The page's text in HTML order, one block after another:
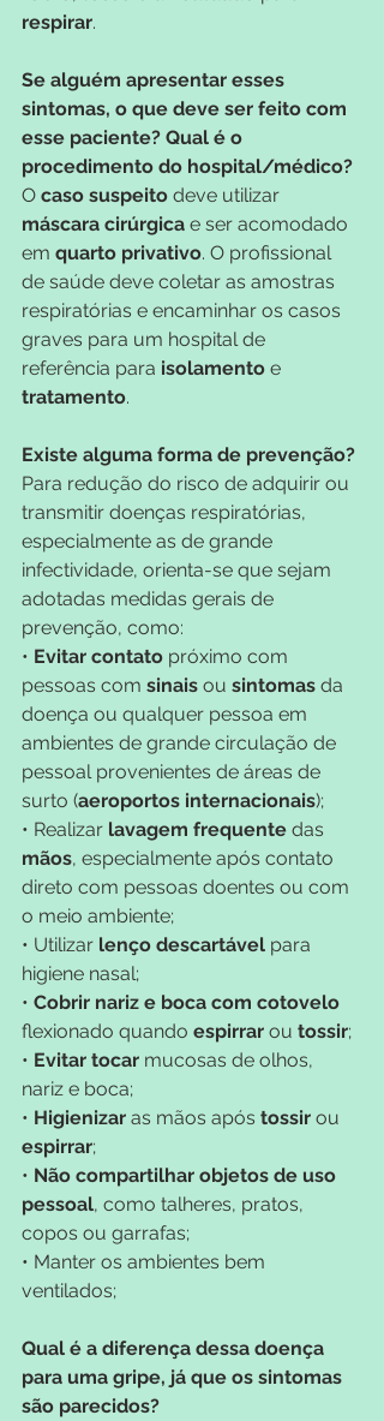
respirar.
Se alguém apresentar esses
sintomas, o que deve ser feito com
esse paciente? Qual é o
procedimento do hospital/médico?
O caso suspeito deve utilizar
máscara cirúrgica e ser acomodado
em quarto privativo. O profissional
de saúde deve coletar as amostras
respiratórias e encaminhar os casos
graves para um hospital de
referência para isolamento e
tratamento.
Existe alguma forma de prevenção?
Para redução do risco de adquirir ou
transmitir doenças respiratórias,
especialmente as de grande
infectividade, orienta-se que sejam
adotadas medidas gerais de
prevenção, como:
• Evitar contato próximo com
pessoas com sinais ou sintomas da
doença ou qualquer pessoa em
ambientes de grande circulação de
pessoal provenientes de áreas de
surto (aeroportos internacionais);
• Realizar lavagem frequente das
mãos, especialmente após contato
direto com pessoas doentes ou com
o meio ambiente;
• Utilizar lenço descartável para
higiene nasal;
• Cobrir nariz e boca com cotovelo
flexionado quando espirrar ou tossir;
• Evitar tocar mucosas de olhos,
nariz e boca;
• Higienizar as mãos após tossir ou
espirrar;
• Não compartilhar objetos de uso
pessoal, como talheres, pratos,
copos ou garrafas;
• Manter os ambientes bem
ventilados;
Qual é a diferença dessa doença
para uma gripe, já que os sintomas
são parecidos?